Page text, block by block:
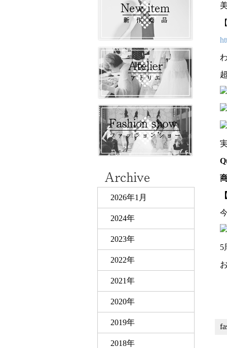
5
2026年1月
2024年
2023年
2022年
2021年
2020年
2019年
2018年